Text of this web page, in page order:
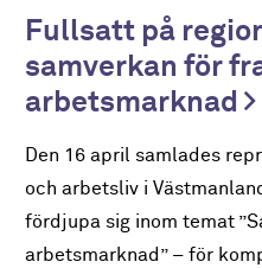
Fullsatt på
samverkan för
arbetsmarknad
Den 16 april samlades
och arbetsliv i
fördjupa sig inom temat
arbetsmarknad” – för